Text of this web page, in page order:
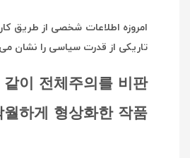
تاریکی از قدرت سیاسی را نشان
이 전체주의를 비판
하게 형상화한 작품.